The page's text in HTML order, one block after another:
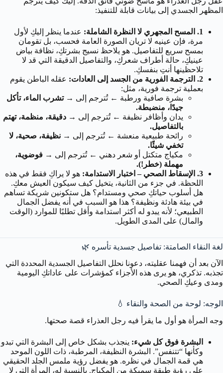
المظهر الجسدي إلى بيانات قابلة للتنفيذ:
1. المسح المجهري لا النظرة الشاملة:
عندما ينظر إليكِ لأول
مرة، فإن عينيه لا تريان الصورة العامة فحسب، بل تقومان
بمسح سريع للتفاصيل. هو يلاحظ نسيج بشرتكِ، نظافة بياض
عينيكِ، حالة أطراف شعركِ، والتفاصيل الدقيقة التي قد لا
تلاحظينها أنتِ بنفسكِ.
2. الترجمة الفورية من الجسد إلى العادات:
عقله الباطن يقوم
بعملية ترجمة فورية، مثل:
بشرة صافية ورطبة ← تُترجم إلى →تشرب الماء، تأكل
جيدًا، منضبطة.
يدان وأظافر نظيفة ← تُترجم إلى → دقيقة، منظمة، تهتم
بالتفاصيل.
رائحة طبيعية منعشة ← تُترجم إلى → نظيفة، صحية، لا
تخفي شيئًا.
مكياج متكتل أو شعر دهني ← تُترجم إلى → فوضوية،
مهملة (خطر!).
3. الإسقاط الصحي – اختبار الاستدامة:
هو لا يراكِ فقط في هذه
اللحظة. في جزء من الثانية، يتخيل كيف سيكون العيش معكِ.
هل أسلوب حياتكِ صحي ومستدام؟ هل ستكونين شريكة تساهم
في بيئة هادئة ونظيفة؟ هذا هو السبب في أنه يفضل الجمال
الطبيعي؛ لأنه يبدو له أكثر استدامة وأقل تطلبًا للموارد (الوقت
والمال) على المدى الطويل.
لغة النقاء الصامتة: تفاصيل جسدية تأسره 🌿
الآن بعد أن فهمنا عقليته، دعونا نحلل التفاصيل الجسدية المحددة التي
تجذبه. تذكري، هو يرى هذه الأجزاء كمؤشرات على عاداتكِ اليومية
ومدى وعيكِ الصحي.
الوجه: لوحة من الصحة والنقاء 💧
وجه المرأة هو أول ما يقرأ فيه رجل العذراء قصة صحتها.
البشرة فوق كل شيء: ينجذب بشكل خاص إلى البشرة التي تبدو
وكأنها “تتنفس”. البشرة النظيفة، المرطبة، ذات اللون الموحد
هي قمة الجمال في نظره. هو يفضل رؤية ملمس الجلد الحقيقي
على رؤية طبقة سميكة من المكياج. بالنسبة له، المرأة التي لا